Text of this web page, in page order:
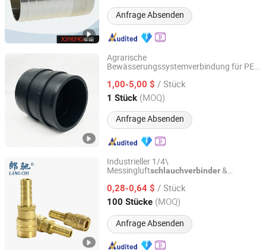
Anfrage Absenden
Agrarische
Bewässerungssystemverbindung für PE-
1,00-5,00 $ / Stück
1 Stück (MOQ)
Anfrage Absenden
Ningbo Kingwin Co., Ltd.
Zhejiang, China Seit 2022
Industrieller 1/4\
Messingluftschlauchverbinder&
Kompressor Zubehör Maßgeschneiderte
OEM Unterstützung
0,28-0,64 $ / Stück
100 Stücke (MOQ)
Anfrage Absenden
Ningbo Langchi New Materials Technology Co Ltd
Zhejiang, China Seit 2025